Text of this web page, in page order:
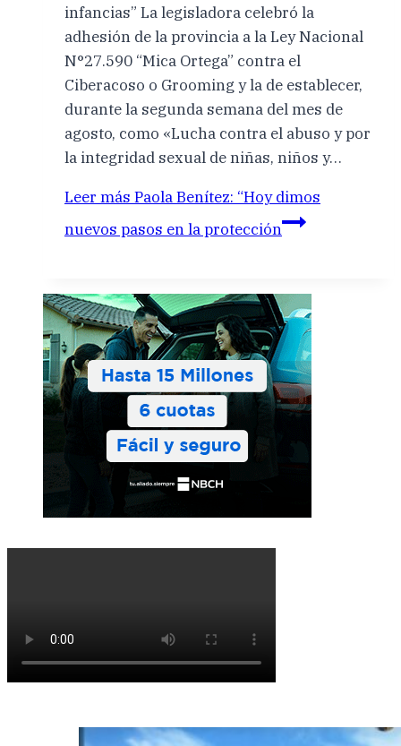
infancias” La legisladora celebró la
adhesión de la provincia a la Ley Nacional
N°27.590 “Mica Ortega” contra el
Ciberacoso o Grooming y la de establecer,
durante la segunda semana del mes de
agosto, como «Lucha contra el abuso y por
la integridad sexual de niñas, niños y…
Leer más Paola Benítez: “Hoy dimos
nuevos pasos en la protección